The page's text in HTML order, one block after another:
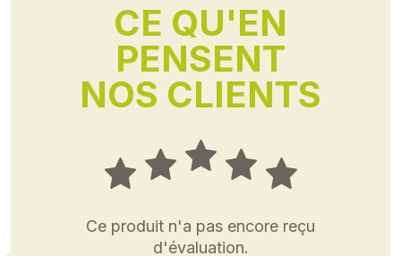
CE QU'EN
PENSENT
NOS CLIENTS
Ce produit n'a pas encore reçu
d'évaluation.